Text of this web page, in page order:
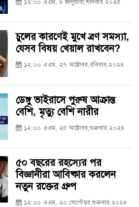
চুলের কারণেই মুখে ব্রণ সমস্যা,
যেসব বিষয় খেয়াল রাখবেন?
১২:০০ এএম, ২৭ অক্টোবর,রবিবার,২০২৪
ডেঙ্গু ভাইরাসে পুরুষ আক্রান্ত
বেশি, মৃত্যু বেশি নারীর
১২:০০ এএম, ২৫ অক্টোবর,শুক্রবার,২০২৪
৫০ বছরের রহস্যের পর
বিজ্ঞানীরা আবিষ্কার করলেন
নতুন রক্তের গ্রুপ
১২:০০ এএম, ২০ সেপ্টেম্বর,শুক্রবার,২০২৪